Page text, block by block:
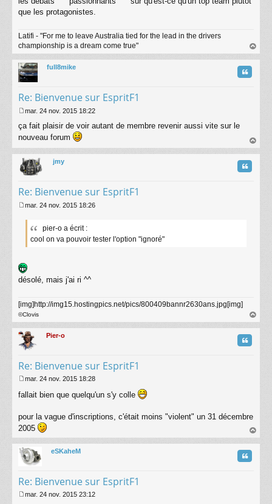
e
que les protagonistes.
Latifi - "For me to leave Australia tied for the lead in the drivers
championship is a dream come true"
au
full8mike
Re: Bienvenue sur EspritF1
Citation
e
s
a
g
e
mar. 24 nov. 2015 18:22
ça fait plaisir de voir autant de membre revenir aussi vite sur le
nouveau forum
au
jmy
Re: Bienvenue sur EspritF1
Citation
e
a
e
mar. 24 nov. 2015 18:26
pier-o a écrit :
cool on va pouvoir tester l'option "ignoré"
désolé, mais j'ai ri ^^
[img]http://img15.hostingpics.net/pics/800409bannr2630ans.jpg[img]
©Clovis
au
Pier-o
Re: Bienvenue sur EspritF1
Citation
g
mar. 24 nov. 2015 18:28
fallait bien que quelqu'un s'y colle
pour la vague d'inscriptions, c'était moins "violent" un 31 décembre
2005
au
eSKaheM
Re: Bienvenue sur EspritF1
Citation
mar. 24 nov. 2015 23:12